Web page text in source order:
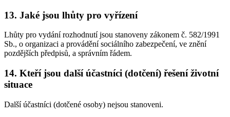
13. Jaké jsou lhůty pro vyřízení
Lhůty pro vydání rozhodnutí jsou stanoveny zákonem č. 582/1991
Sb., o organizaci a provádění sociálního zabezpečení, ve znění
pozdějších předpisů, a správním řádem.
14. Kteří jsou další účastníci (dotčení) řešení životní
situace
Další účastníci (dotčené osoby) nejsou stanoveni.